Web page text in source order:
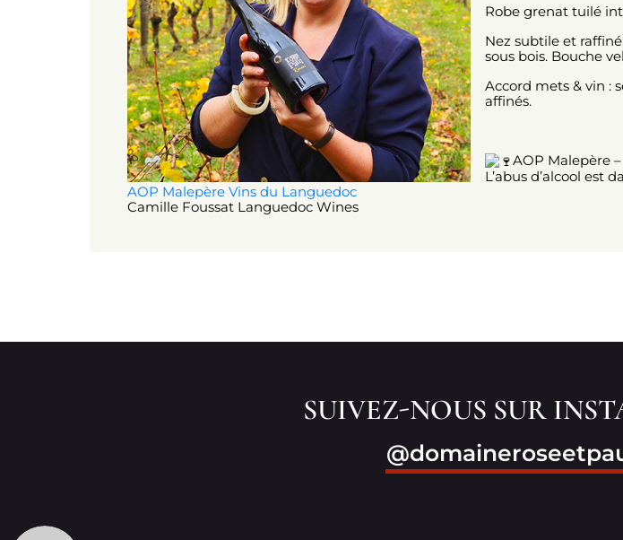
Robe grenat tuilé
Nez subtile et
sous bois. Bouche
Accord mets & vin :
affinés.
AOP Malepère
L’abus d’alcool est
AOP Malepère Vins du Languedoc
Camille Foussat Languedoc Wines
SUIVEZ-NOUS SUR